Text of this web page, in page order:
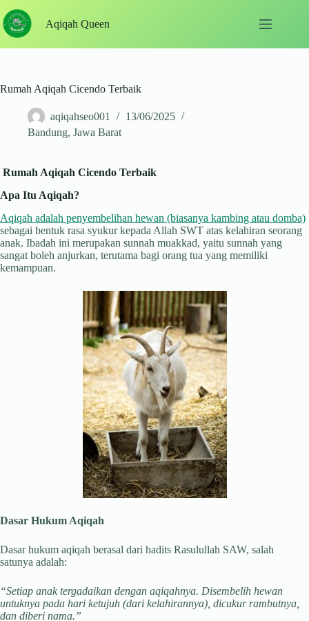
to
content
Aqiqah Queen
Rumah Aqiqah Cicendo Terbaik
aqiqahseo001
13/06/2025
Bandung, Jawa Barat
Rumah Aqiqah Cicendo Terbaik
Apa Itu Aqiqah?
Aqiqah adalah penyembelihan hewan (biasanya kambing atau domba)
sebagai bentuk rasa syukur kepada Allah SWT atas kelahiran seorang
anak. Ibadah ini merupakan sunnah muakkad, yaitu sunnah yang
sangat boleh anjurkan, terutama bagi orang tua yang memiliki
kemampuan.
Dasar Hukum Aqiqah
Dasar hukum aqiqah berasal dari hadits Rasulullah SAW, salah
satunya adalah:
“Setiap anak tergadaikan dengan aqiqahnya. Disembelih hewan
untuknya pada hari ketujuh (dari kelahirannya), dicukur rambutnya,
dan diberi nama.”